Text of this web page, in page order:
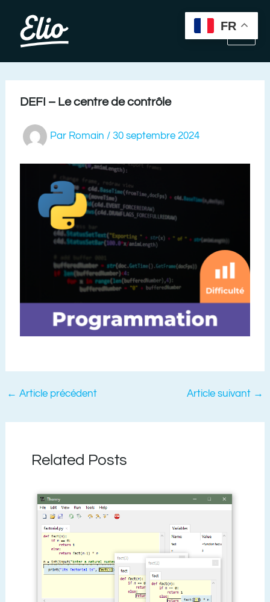
contenu
DEFI – Le centre de contrôle
Par Romain /30 septembre 2024
← Article précédent Article suivant →
Related Posts
FR